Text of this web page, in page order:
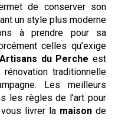
de conserver son
un style plus moderne
à prendre pour sa
celles qu’exige
Artisans du Perche est
rénovation traditionnelle
Les meilleurs
les règles de l’art pour
livrer la maisonde